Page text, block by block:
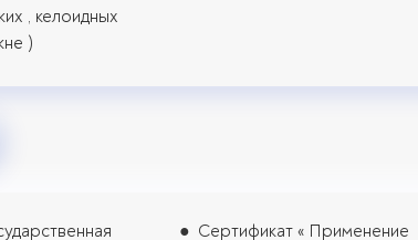
, келоидных
)
Сертификат « Применение